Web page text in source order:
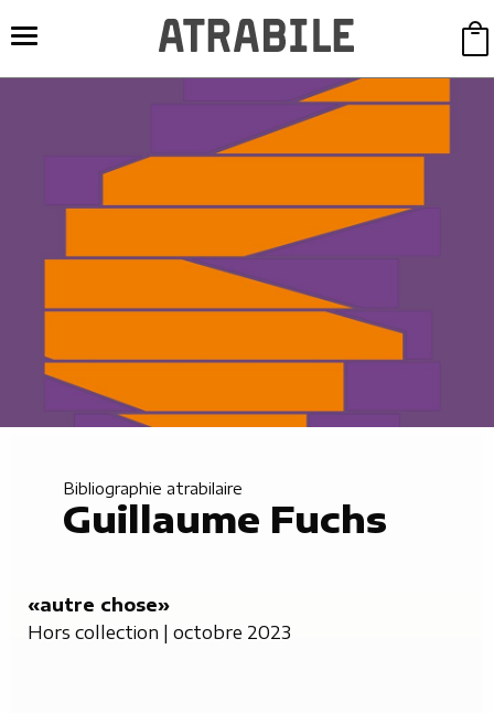
Bibliographie atrabilaire
Guillaume Fuchs
«autre chose»
Hors collection | octobre 2023